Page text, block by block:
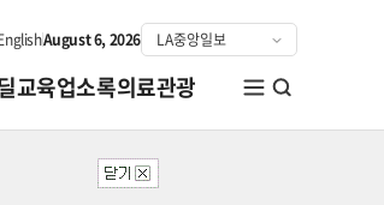
August 6, 2026
교육업소록의료관광